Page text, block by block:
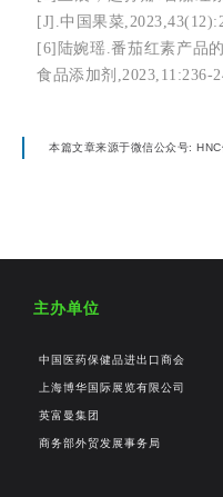
[J].中国果菜
[6]陆婉瑶.番茄红素产品
食品添加剂,2023,11:236-
本篇文章来源于微信公众号:
主办单位
中国医药保健品进出口商会
上海博华国际展览有限公司
英富曼集团
商务部外贸发展事务局